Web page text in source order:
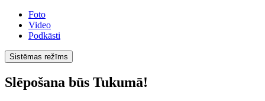
Foto
Video
Podkāsti
Sistēmas režīms
Slēpošana būs Tukumā!